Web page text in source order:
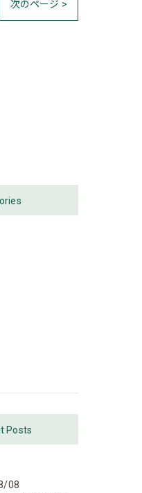
次のページ >
Posts
08